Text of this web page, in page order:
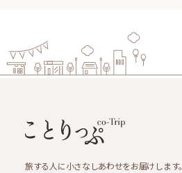
旅する人に小さなしあわせをお届けします。